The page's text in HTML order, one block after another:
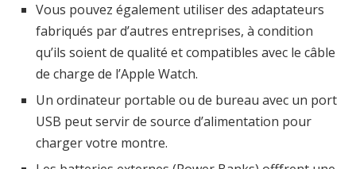
Vous pouvez également utiliser des adaptateurs
fabriqués par d’autres entreprises, à condition
qu’ils soient de qualité et compatibles avec le câble
de charge de l’Apple Watch.
Un ordinateur portable ou de bureau avec un port
USB peut servir de source d’alimentation pour
charger votre montre.